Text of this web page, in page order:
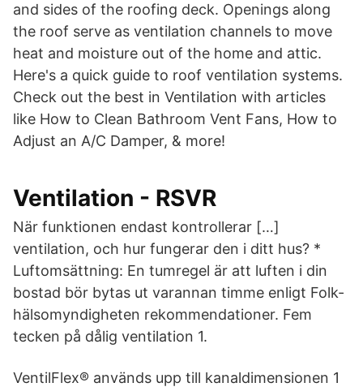
and sides of the roofing deck. Openings along
the roof serve as ventilation channels to move
heat and moisture out of the home and attic.
Here's a quick guide to roof ventilation systems.
Check out the best in Ventilation with articles
like How to Clean Bathroom Vent Fans, How to
Adjust an A/C Damper, & more!
Ventilation - RSVR
När funktionen endast kontrollerar […]
ventilation, och hur fungerar den i ditt hus? *
Luftomsättning: En tumregel är att luften i din
bostad bör bytas ut varannan timme enligt Folk-
hälsomyndigheten rekommendationer. Fem
tecken på dålig ventilation 1.
VentilFlex® används upp till kanaldimensionen 1